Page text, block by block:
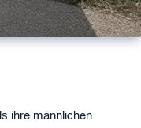
ihre männlichen